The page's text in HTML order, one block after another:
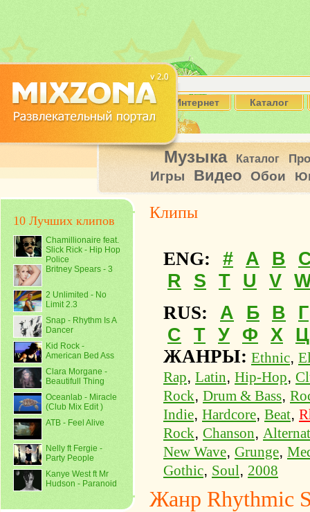
Интернет Каталог
Музыка Каталог
Игры Видео Обои
10 Лучших клипов
Chamillionaire feat.
Slick Rick - Hip Hop
Police
Britney Spears - 3
2 Unlimited - No
Limit 2.3
Snap - Rhythm Is A
Dancer
Kid Rock -
American Bed Ass
Clara Morgane -
Beautifull Thing
Oceanlab - Miracle
(Club Mix Edit )
ATB - Feel Alive
Nelly ft Fergie -
Party People
Kanye West ft Mr
Hudson - Paranoid
Клипы
ENG: # A B
R
S T U V
RUS: А Б В
Г
С
Т У Ф Х Ц
ЖАНРЫ: Ethnic,
Rap, Latin, Hip-Hop,
Rock, Drum & Bass,
Indie, Hardcore, Beat,
Rock, Chanson,
New Wave, Grunge,
Gothic, Soul, 2008
Жанр Rhythmic